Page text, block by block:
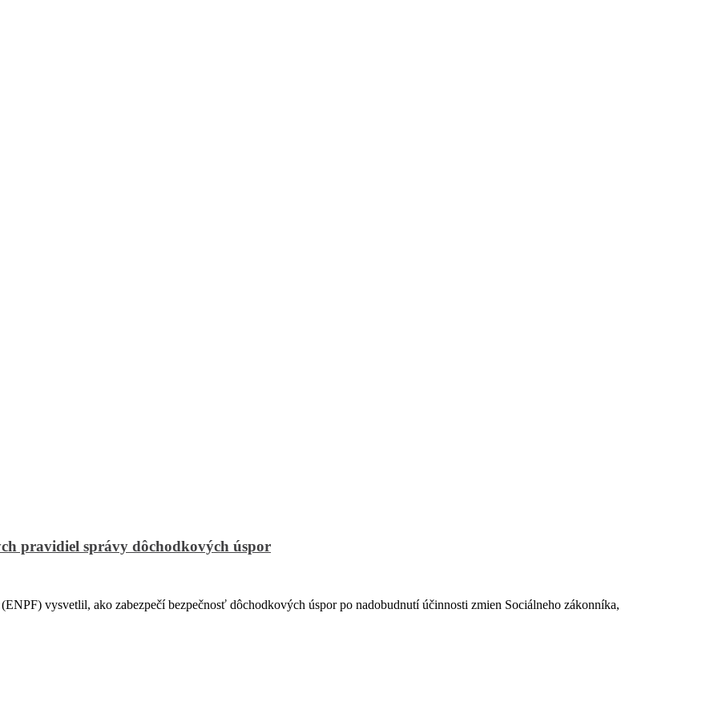
pravidiel správy dôchodkových úspor
vysvetlil, ako zabezpečí bezpečnosť dôchodkových úspor po nadobudnutí účinnosti zmien Sociálneho zákonníka,